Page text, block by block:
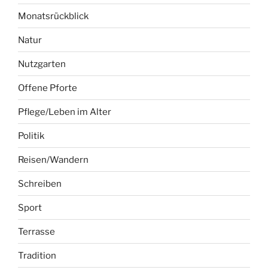
Monatsrückblick
Natur
Nutzgarten
Offene Pforte
Pflege/Leben im Alter
Politik
Reisen/Wandern
Schreiben
Sport
Terrasse
Tradition